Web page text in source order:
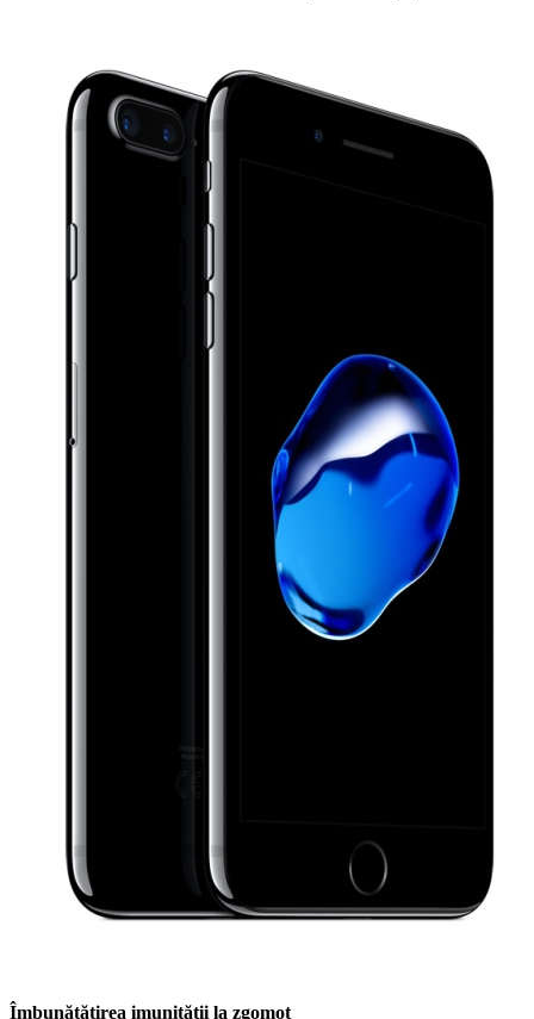
Îmbunătățirea imunității la zgomot